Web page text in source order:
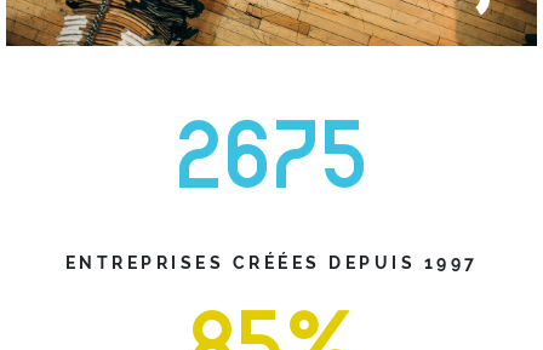
2675
ENTREPRISES CRÉÉES DEPUIS 1997